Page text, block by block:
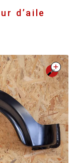
d’aile
🔍